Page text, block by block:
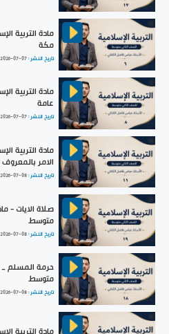
مادة التربية
مكة
تاريخ النشر :2026-07-07
مادة التربية
عامة
تاريخ النشر :2026-07-07
مادة التربية
الامر
تاريخ النشر :2026-07-08
صلاة الايات -
متوسط
تاريخ النشر :2026-07-08
حرمة المسلم _
متوسط
تاريخ النشر :2026-07-08